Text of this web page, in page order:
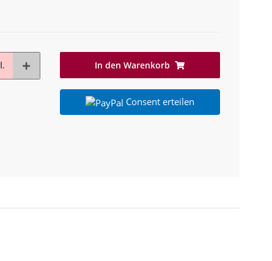
In den Warenkorb
Consent erteilen